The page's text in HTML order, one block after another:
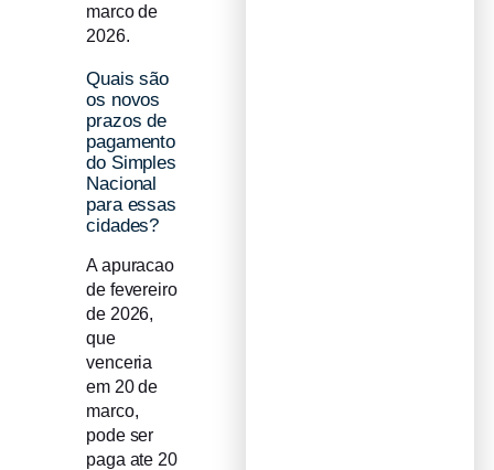
marco de
2026.
Quais são
os novos
prazos de
pagamento
do Simples
Nacional
para essas
cidades?
A apuracao
de fevereiro
de 2026,
que
venceria
em 20 de
marco,
pode ser
paga ate 20